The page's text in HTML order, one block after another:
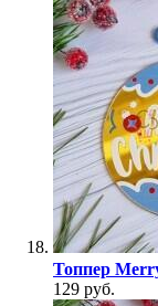
Топпер
129 руб.